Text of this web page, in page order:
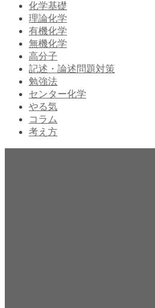
化学基礎
理論化学
有機化学
無機化学
高分子
記述・論述問題対策
勉強法
センター化学
やる気
コラム
考え方